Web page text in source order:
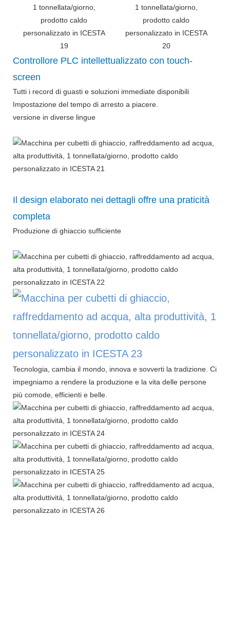
Controllore PLC intellettualizzato con touch-
screen
Tutti i record di guasti e soluzioni immediate disponibili
Impostazione del tempo di arresto a piacere.
versione in diverse lingue
Il design elaborato nei dettagli offre una praticità
completa
Produzione di ghiaccio sufficiente
Tecnologia, cambia il mondo, innova e sovverti la tradizione. Ci
impegniamo a rendere la produzione e la vita delle persone
più comode, efficienti e belle.